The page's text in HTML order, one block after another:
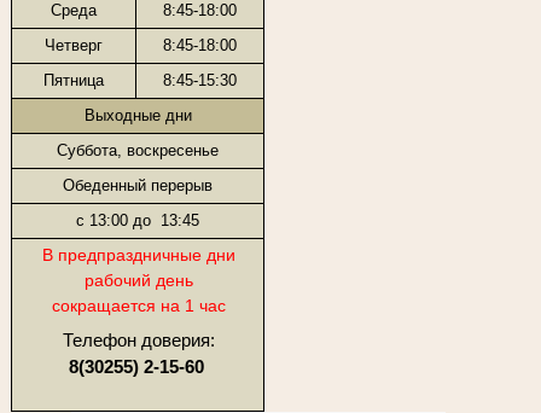
Среда
8:45-18:00
Четверг
8:45-18:00
Пятница
8:45-15:30
Выходные дни
Суббота, воскресенье
Обеденный перерыв
с 13:00 до 13:45
В предпраздничные дни
рабочий день
сокращается на 1 час
Телефон доверия:
8(30255) 2-15-60